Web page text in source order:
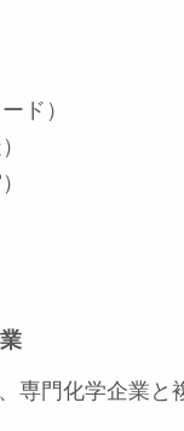
ド）
専門化学企業